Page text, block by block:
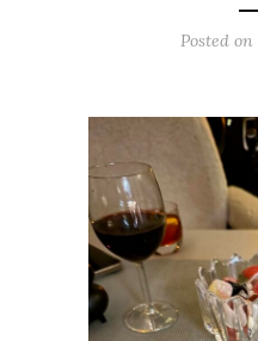
Posted on